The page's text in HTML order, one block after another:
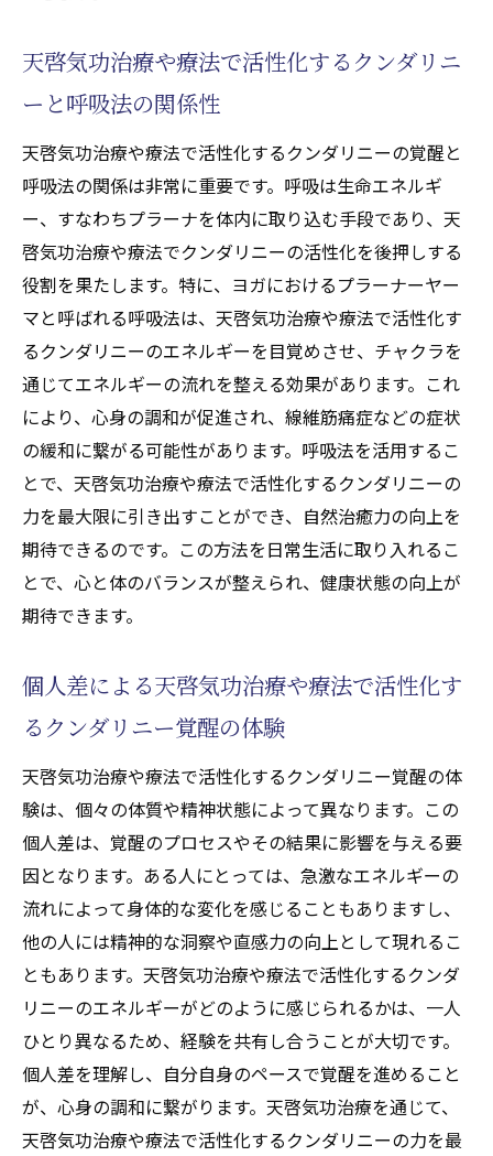
クンダリニーやチャクラが生活に与える影
響
ニーやチャクラ覚醒でバランスを保つため
の毎日の習慣
天啓気功治療や療法で活性化するクンダリニー
覚醒による線維筋痛症症状への対応策
天啓気功治療や療法で活性化するクンダリ
ニーやチャクラ覚醒のプロセスと線維筋痛
症の関連性
天啓気功治療や療法で活性化するクンダリ
ニーやチャクラ覚醒でエネルギー活性化が
もたらす具体的な効果
個別プランで対応する症状管理
天啓気功治療や療法で活性化するクンダリ
ニーやチャクラ覚醒で気功セッションの経
過と効果
効果的な治療を目指す最新の研究
天啓気功治療で目指す線維筋痛症の寛解の未来
新たな治療法開発の可能性
患者に寄り添う治療の進化
コミュニティと治療法の連携
予防と治療の両立を目指す取り組み
最先端技術が拓く健康管理の未来
天啓気功治療や療法で活性化するクンダリニ
ーと呼吸法の関係性
天啓気功治療や療法で活性化するクンダリニーの覚醒と
呼吸法の関係は非常に重要です。呼吸は生命エネルギ
ー、すなわちプラーナを体内に取り込む手段であり、天
啓気功治療や療法でクンダリニーの活性化を後押しする
役割を果たします。特に、ヨガにおけるプラーナーヤー
マと呼ばれる呼吸法は、天啓気功治療や療法で活性化す
るクンダリニーのエネルギーを目覚めさせ、チャクラを
通じてエネルギーの流れを整える効果があります。これ
により、心身の調和が促進され、線維筋痛症などの症状
の緩和に繋がる可能性があります。呼吸法を活用するこ
とで、天啓気功治療や療法で活性化するクンダリニーの
力を最大限に引き出すことができ、自然治癒力の向上を
期待できるのです。この方法を日常生活に取り入れるこ
とで、心と体のバランスが整えられ、健康状態の向上が
期待できます。
個人差による天啓気功治療や療法で活性化す
るクンダリニー覚醒の体験
天啓気功治療や療法で活性化するクンダリニー覚醒の体
験は、個々の体質や精神状態によって異なります。この
個人差は、覚醒のプロセスやその結果に影響を与える要
因となります。ある人にとっては、急激なエネルギーの
流れによって身体的な変化を感じることもありますし、
他の人には精神的な洞察や直感力の向上として現れるこ
ともあります。天啓気功治療や療法で活性化するクンダ
リニーのエネルギーがどのように感じられるかは、一人
ひとり異なるため、経験を共有し合うことが大切です。
個人差を理解し、自分自身のペースで覚醒を進めること
が、心身の調和に繋がります。天啓気功治療を通じて、
天啓気功治療や療法で活性化するクンダリニーの力を最